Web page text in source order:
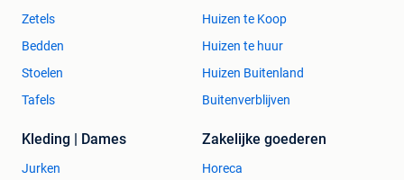
Zetels
Bedden
Stoelen
Tafels
Huizen te Koop
Huizen te huur
Huizen Buitenland
Buitenverblijven
Kleding | Dames
Jurken
Zakelijke goederen
Horeca